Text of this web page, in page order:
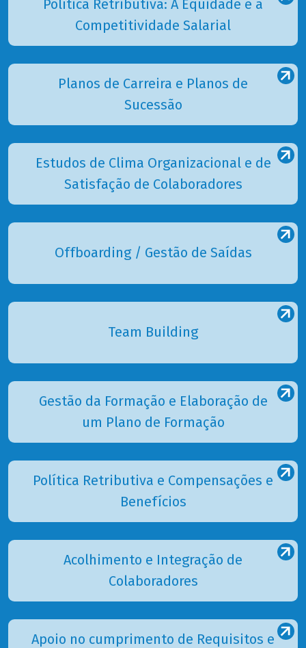
Política Retributiva: A Equidade e a
Competitividade Salarial
Planos de Carreira e Planos de
Sucessão
Estudos de Clima Organizacional e de
Satisfação de Colaboradores
Offboarding / Gestão de Saídas
Team Building
Gestão da Formação e Elaboração de
um Plano de Formação
Política Retributiva e Compensações e
Benefícios
Acolhimento e Integração de
Colaboradores
Apoio no cumprimento de Requisitos e